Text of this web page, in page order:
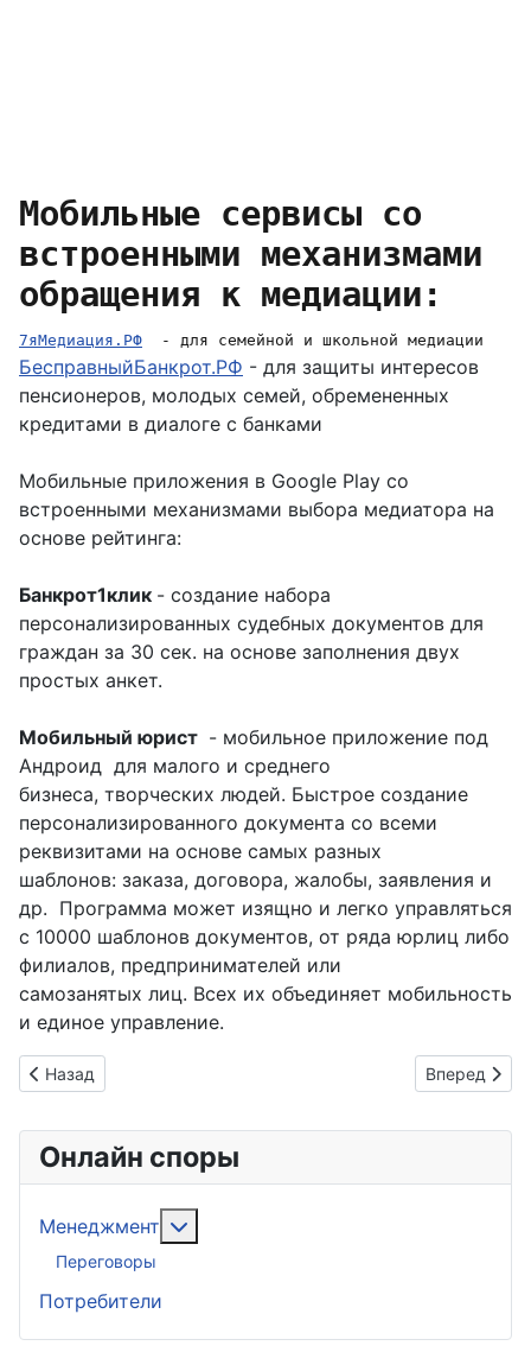
Мобильные сервисы со
встроенными механизмами
обращения к медиации:
7яМедиация.РФ - для семейной и школьной медиации
БесправныйБанкрот.РФ - для защиты интересов
пенсионеров, молодых семей, обремененных
кредитами в диалоге с банками
Мобильные приложения в Google Play со
встроенными механизмами выбора медиатора на
основе рейтинга:
Банкрот1клик - создание набора
персонализированных судебных документов для
граждан за 30 сек. на основе заполнения двух
простых анкет.
Мобильный юрист - мобильное приложение под
Андроид для малого и среднего
бизнеса, творческих людей. Быстрое создание
персонализированного документа со всеми
реквизитами на основе самых разных
шаблонов: заказа, договора, жалобы, заявления и
др. Программа может изящно и легко управляться
с 10000 шаблонов документов, от ряда юрлиц либо
филиалов, предпринимателей или
самозанятых лиц. Всех их объединяет мобильность
и единое управление.
Предыдущий: Мобильные сервисы для преодоления
Назад Следующий:
Вперед
Онлайн споры
Менеджмент
Переговоры
Потребители